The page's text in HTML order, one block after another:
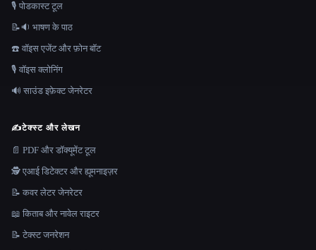
🎙️ पोडकास्ट टूल
📝🔉 भाषण के पाठ
☎️ वॉइस एजेंट और फ़ोन बॉट
🎙️ वॉइस क्लोनिंग
🔊 साउंड इफ़ेक्ट जेनरेटर
✍️टेक्स्ट और लेखन
📄 PDF और डॉक्यूमेंट टूल
🕵️ एआई डिटेक्टर और ह्यूमनाइज़र
📝 कवर लेटर जेनरेटर
📖 किताब और नावेल राइटर
📝 टेक्स्ट जनरेशन